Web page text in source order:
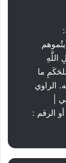
اللَّهِ
ما
الراوي
|
الرقم :